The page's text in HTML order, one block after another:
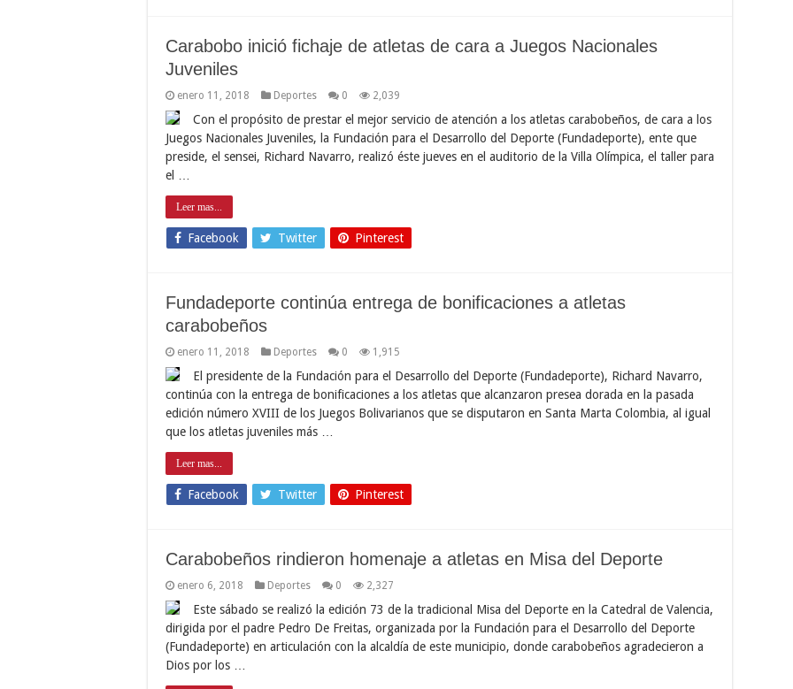
Carabobo inició fichaje de atletas de cara a Juegos Nacionales
Juveniles
enero 11, 2018 Deportes 0 2,039
Con el propósito de prestar el mejor servicio de atención a los atletas carabobeños, de cara a los
Juegos Nacionales Juveniles, la Fundación para el Desarrollo del Deporte (Fundadeporte), ente que
preside, el sensei, Richard Navarro, realizó éste jueves en el auditorio de la Villa Olímpica, el taller para
el …
Leer mas...
Facebook Twitter Pinterest
Fundadeporte continúa entrega de bonificaciones a atletas
carabobeños
enero 11, 2018 Deportes 0 1,915
El presidente de la Fundación para el Desarrollo del Deporte (Fundadeporte), Richard Navarro,
continúa con la entrega de bonificaciones a los atletas que alcanzaron presea dorada en la pasada
edición número XVIII de los Juegos Bolivarianos que se disputaron en Santa Marta Colombia, al igual
que los atletas juveniles más …
Leer mas...
Facebook Twitter Pinterest
Carabobeños rindieron homenaje a atletas en Misa del Deporte
enero 6, 2018 Deportes 0 2,327
Este sábado se realizó la edición 73 de la tradicional Misa del Deporte en la Catedral de Valencia,
dirigida por el padre Pedro De Freitas, organizada por la Fundación para el Desarrollo del Deporte
(Fundadeporte) en articulación con la alcaldía de este municipio, donde carabobeños agradecieron a
Dios por los …